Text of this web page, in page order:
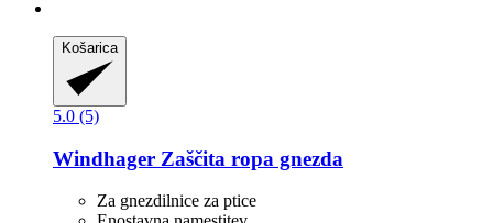
Košarica
5.0 (5)
Windhager Zaščita ropa gnezda
Za gnezdilnice za ptice